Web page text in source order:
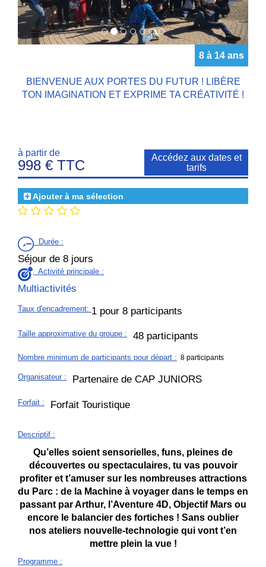
8 à 14 ans
BIENVENUE AUX PORTES DU FUTUR ! LIBÈRE
TON IMAGINATION ET EXPRIME TA CRÉATIVITÉ !
à partir de
998 € TTC
Accédez aux dates et
tarifs
Ajouter à ma sélection
Durée :
Séjour de 8 jours
Activité principale :
Multiactivités
Taux d'encadrement: 1 pour 8 participants
Taille approximative du groupe : 48 participants
Nombre minimum de participants pour départ : 8 participants
Organisateur : Partenaire de CAP JUNIORS
Forfait : Forfait Touristique
Descriptif :
Qu’elles soient sensorielles, funs, pleines de
découvertes ou spectaculaires, tu vas pouvoir
profiter et t’amuser sur les nombreuses attractions
du Parc : de la Machine à voyager dans le temps en
passant par Arthur, l’Aventure 4D, Objectif Mars ou
encore le balancier des fortiches ! Sans oublier
nos ateliers nouvelle-technologie qui vont t’en
mettre plein la vue !
Programme :